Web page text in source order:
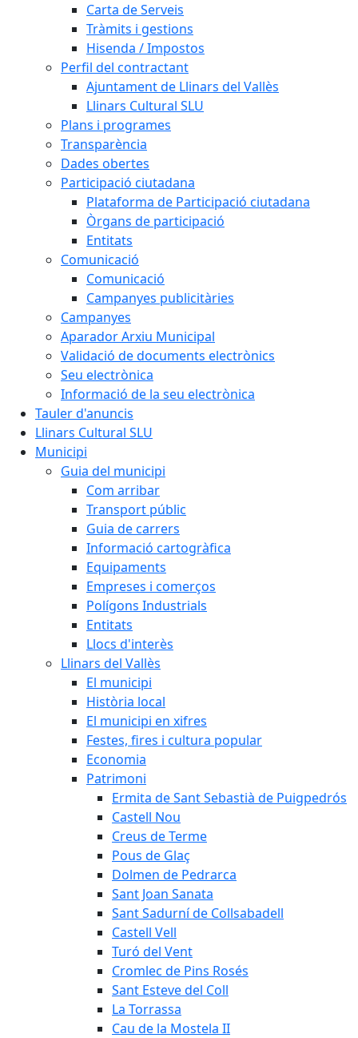
Carta de Serveis
Tràmits i gestions
Hisenda / Impostos
Perfil del contractant
Ajuntament de Llinars del Vallès
Llinars Cultural SLU
Plans i programes
Transparència
Dades obertes
Participació ciutadana
Plataforma de Participació ciutadana
Òrgans de participació
Entitats
Comunicació
Comunicació
Campanyes publicitàries
Campanyes
Aparador Arxiu Municipal
Validació de documents electrònics
Seu electrònica
Informació de la seu electrònica
Tauler d'anuncis
Llinars Cultural SLU
Municipi
Guia del municipi
Com arribar
Transport públic
Guia de carrers
Informació cartogràfica
Equipaments
Empreses i comerços
Polígons Industrials
Entitats
Llocs d'interès
Llinars del Vallès
El municipi
Història local
El municipi en xifres
Festes, fires i cultura popular
Economia
Patrimoni
Ermita de Sant Sebastià de Puigpedrós
Castell Nou
Creus de Terme
Pous de Glaç
Dolmen de Pedrarca
Sant Joan Sanata
Sant Sadurní de Collsabadell
Castell Vell
Turó del Vent
Cromlec de Pins Rosés
Sant Esteve del Coll
La Torrassa
Cau de la Mostela II